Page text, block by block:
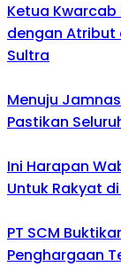
Ketua Kwarcab
dengan Atribut
Sultra
Menuju
Pastikan
Ini Harapan
Untuk Rakyat
PT SCM
Penghargaan